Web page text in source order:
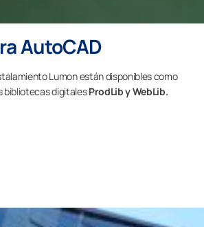
AutoCAD
Lumon están disponibles como
bibliotecas digitalesProdLib y WebLib.